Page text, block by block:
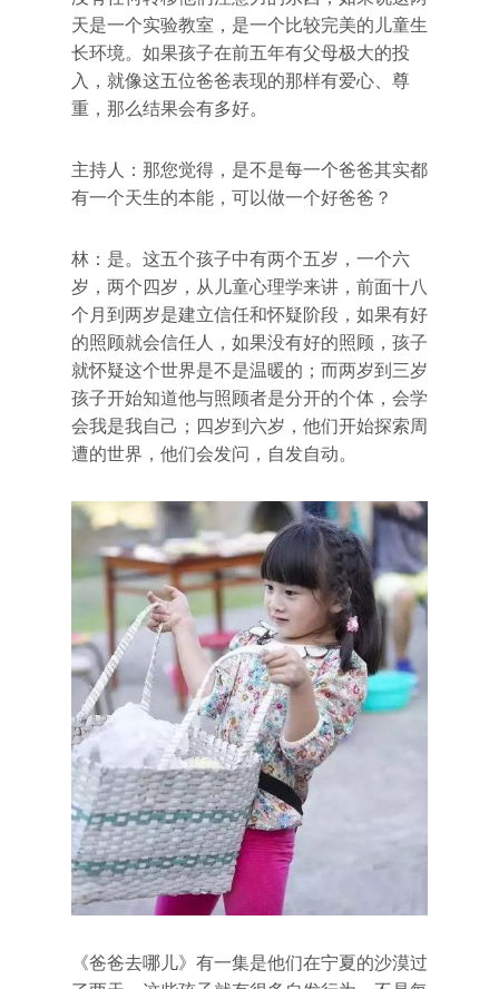
天是一个实验教室，是一个比较完美的儿童生
长环境。如果孩子在前五年有父母极大的投
入，就像这五位爸爸表现的那样有爱心、尊
重，那么结果会有多好。
主持人：那您觉得，是不是每一个爸爸其实都
有一个天生的本能，可以做一个好爸爸？
林：是。这五个孩子中有两个五岁，一个六
岁，两个四岁，从儿童心理学来讲，前面十八
个月到两岁是建立信任和怀疑阶段，如果有好
的照顾就会信任人，如果没有好的照顾，孩子
就怀疑这个世界是不是温暖的；而两岁到三岁
孩子开始知道他与照顾者是分开的个体，会学
会我是我自己；四岁到六岁，他们开始探索周
遭的世界，他们会发问，自发自动。
《爸爸去哪儿》有一集是他们在宁夏的沙漠过